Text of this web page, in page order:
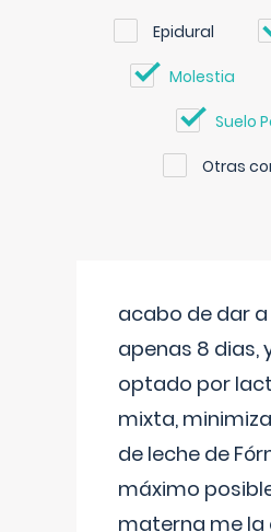
Epidural
Molestia
Suelo
Otras
acabo de dar a
apenas 8 dias,
optado por
mixta,
de leche de
máximo
materna me la